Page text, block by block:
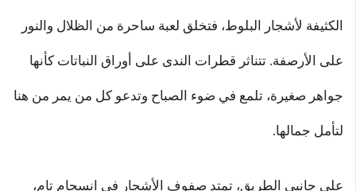
الكثيفة لأشجار البلوط، فتخلق لعبة ساحرة من الظلال والنور
على الأرصفة. تتناثر قطرات الندى على أوراق النباتات كأنها
جواهر صغيرة، تلمع في ضوء الصباح وتدعو كل من يمر من هنا
لتأمل جمالها.
على جانبي الطريق، تمتد صفوف الأشجار في انسجام تام،